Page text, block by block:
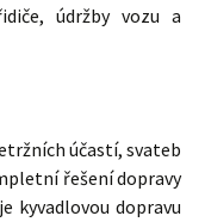
údržby vozu a
účastí, svateb
řešení dopravy
kyvadlovou dopravu